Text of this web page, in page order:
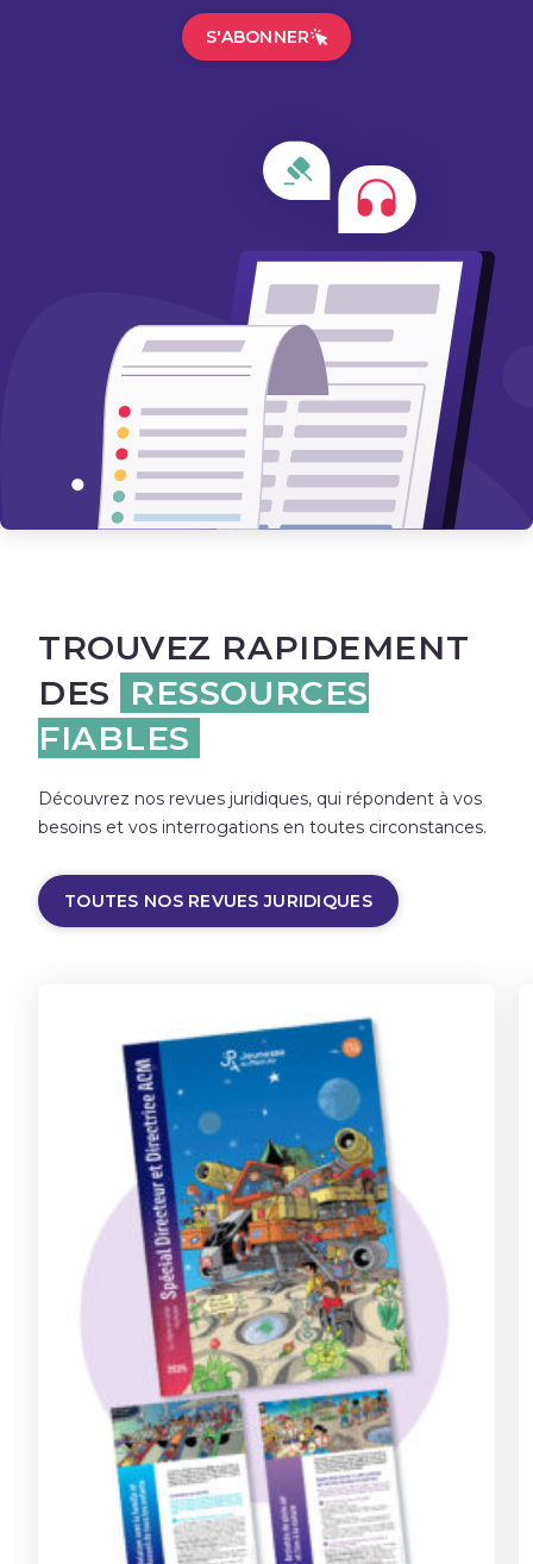
S'ABONNER
TROUVEZ RAPIDEMENT
DES
RESSOURCES
FIABLES
Découvrez nos revues juridiques, qui répondent à vos
besoins et vos interrogations en toutes circonstances.
TOUTES NOS REVUES JURIDIQUES